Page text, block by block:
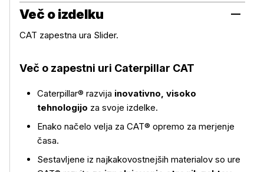
Več o izdelku
CAT zapestna ura Slider.
Več o zapestni uri Caterpillar CAT
Caterpillar® razvija inovativno, visoko
tehnologijo za svoje izdelke.
Enako načelo velja za CAT® opremo za merjenje
časa.
Sestavljene iz najkakovostnejših materialov so ure